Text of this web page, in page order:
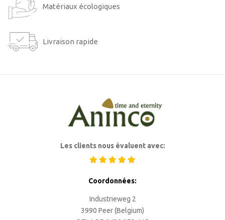
Matériaux écologiques
Livraison rapide
Les clients nous évaluent avec:
Coordonnées:
Industrieweg 2
3990 Peer (Belgium)